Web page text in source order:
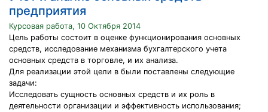
предприятия
Курсовая работа, 10 Октября 2014
Цель работы состоит в оценке функционирования основных
средств, исследование механизма бухгалтерского учета
основных средств в торговле, и их анализа.
Для реализации этой цели в были поставлены следующие
задачи:
Исследовать сущность основных средств и их роль в
деятельности организации и эффективность использования;